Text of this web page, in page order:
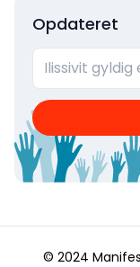
Opdateret
© 2024